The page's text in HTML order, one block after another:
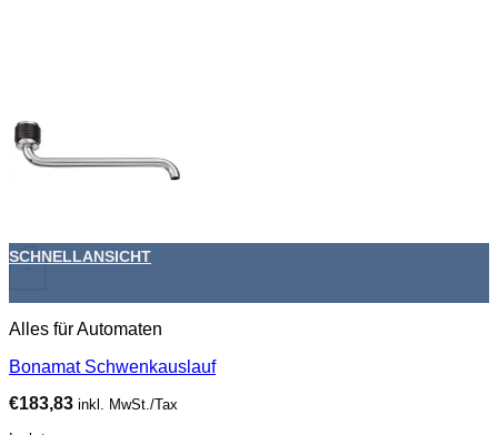
+
SCHNELLANSICHT
Alles für Automaten
Bonamat Schwenkauslauf
€183,83 inkl. MwSt./Tax